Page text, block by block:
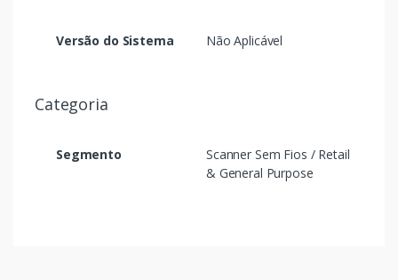
Versão do Sistema Não Aplicável
Categoria
Segmento
Scanner Sem Fios / Retail
& General Purpose